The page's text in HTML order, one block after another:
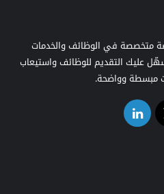
متخصصة في الوظائف والخدمات
عليك التقديم للوظائف واستيعاب
مبسطة وواضحة.
‫X لينكدإن